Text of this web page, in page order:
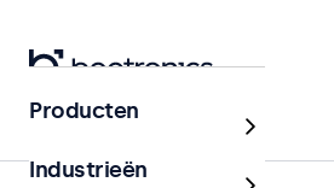
Home
Producten
Industrieën